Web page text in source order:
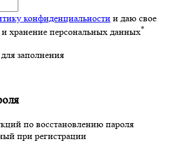
конфиденциальности и даю свое
и хранение персональных данных*
заполнения
по восстановлению пароля
при регистрации